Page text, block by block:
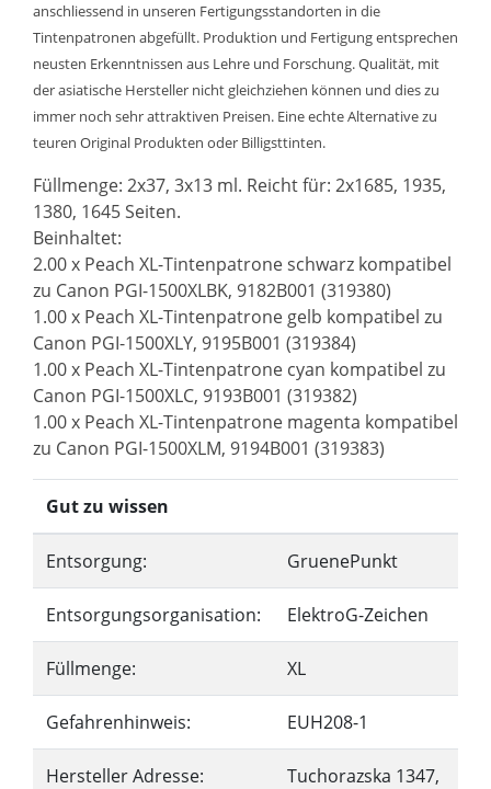
anschliessend in unseren Fertigungsstandorten in die
Tintenpatronen abgefüllt. Produktion und Fertigung entsprechen
neusten Erkenntnissen aus Lehre und Forschung. Qualität, mit
der asiatische Hersteller nicht gleichziehen können und dies zu
immer noch sehr attraktiven Preisen. Eine echte Alternative zu
teuren Original Produkten oder Billigsttinten.
Füllmenge: 2x37, 3x13 ml. Reicht für: 2x1685, 1935,
1380, 1645 Seiten.
Beinhaltet:
2.00 x Peach XL-Tintenpatrone schwarz kompatibel
zu Canon PGI-1500XLBK, 9182B001 (319380)
1.00 x Peach XL-Tintenpatrone gelb kompatibel zu
Canon PGI-1500XLY, 9195B001 (319384)
1.00 x Peach XL-Tintenpatrone cyan kompatibel zu
Canon PGI-1500XLC, 9193B001 (319382)
1.00 x Peach XL-Tintenpatrone magenta kompatibel
zu Canon PGI-1500XLM, 9194B001 (319383)
Gut zu wissen
Entsorgung: GruenePunkt
Entsorgungsorganisation: ElektroG-Zeichen
Füllmenge: XL
Gefahrenhinweis: EUH208-1
Hersteller Adresse:
Tuchorazska 1347,